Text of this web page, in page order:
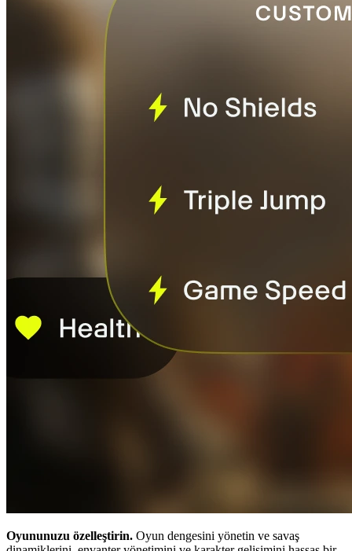
Oyununuzu özelleştirin. Oyun dengesini yönetin ve savaş